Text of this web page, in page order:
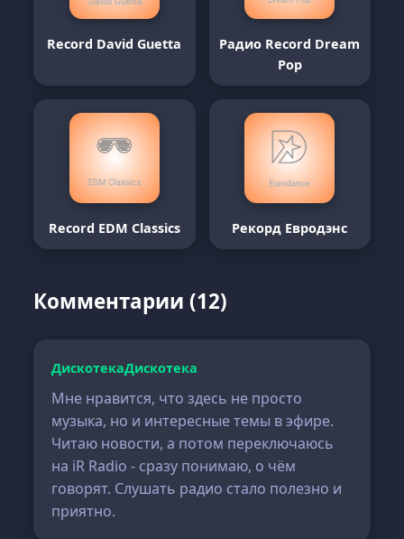
Record David Guetta
Радио Record Dream
Pop
Record EDM Classics Рекорд Евродэнс
Комментарии (12)
ДискотекаДискотека
Мне нравится, что здесь не просто
музыка, но и интересные темы в эфире.
Читаю новости, а потом переключаюсь
на iR Radio - сразу понимаю, о чём
говорят. Слушать радио стало полезно и
приятно.